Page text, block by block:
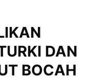
DAN
BOCAH